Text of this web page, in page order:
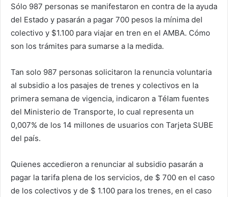
Sólo 987 personas se manifestaron en contra de la ayuda
del Estado y pasarán a pagar 700 pesos la mínima del
colectivo y $1.100 para viajar en tren en el AMBA. Cómo
son los trámites para sumarse a la medida.
Tan solo 987 personas solicitaron la renuncia voluntaria
al subsidio a los pasajes de trenes y colectivos en la
primera semana de vigencia, indicaron a Télam fuentes
del Ministerio de Transporte, lo cual representa un
0,007% de los 14 millones de usuarios con Tarjeta SUBE
del país.
Quienes accedieron a renunciar al subsidio pasarán a
pagar la tarifa plena de los servicios, de $ 700 en el caso
de los colectivos y de $ 1.100 para los trenes, en el caso